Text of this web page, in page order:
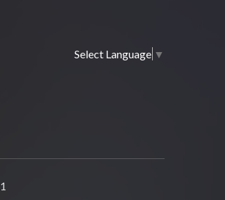
Select Language ▼